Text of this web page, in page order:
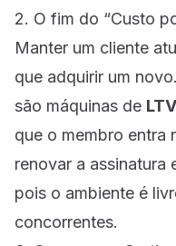
2. O fim do “Custo
Manter um cliente
que adquirir um
são máquinas de
que o membro entra
renovar a assinatura
pois o ambiente é
concorrentes.